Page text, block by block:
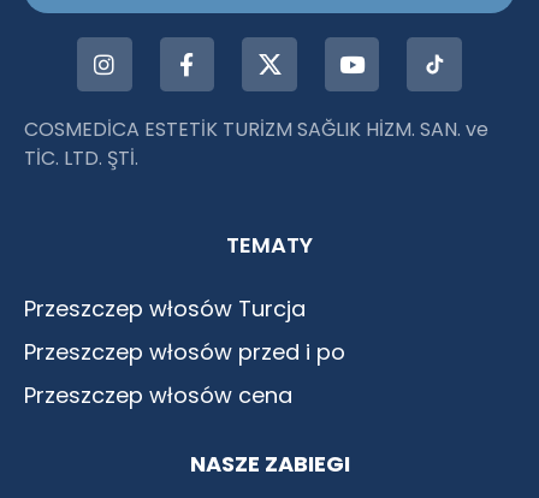
COSMEDİCA ESTETİK TURİZM SAĞLIK HİZM. SAN. ve
TİC. LTD. ŞTİ.
TEMATY
Przeszczep włosów Turcja
Przeszczep włosów przed i po
Przeszczep włosów cena
NASZE ZABIEGI